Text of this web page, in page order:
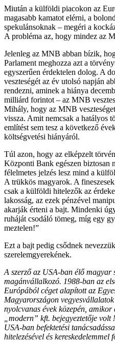
Miután a külföldi piacokon az
magasabb kamatot elérni, a
spekulánsoknak – megéri a
A probléma az, hogy mindez az
Jelenleg az MNB abban bízik,
Parlament meghozza azt a
egyszerűen érdektelen dolog. A
veszteségét az év utolsó napján
rendezni, aminek a hiánya
milliárd forintot – az MNB
Mihály, hogy az MNB
vissza. Amit nemcsak a hatályos
említést sem tesz a következő
költségvetési hiányáról.
Túl azon, hogy az elképzelt
Központi Bank egészen biztosan
félelmetes jelzés lesz mind a
A trükkös magyarok. A
csak a külföldi hitelezők az
lakosság, az ezek pénzével
akarják érteni a bajt. Mindenki
ruháját csodáló tömeg, míg egy
meztelen!”
Ezt a bajt pedig csődnek
szerelemgyerekének.
A szerző az USA-ban élő magyar
magánvállalkozó. 1988-ban az
Európából céget alapított az
Magyarországon
nyolcvanas évek közepén,
„modern” kft. bejegyeztetője
USA-ban befektetési
hitelezésével és